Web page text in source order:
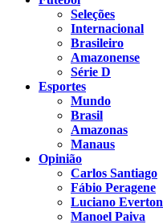
Seleções
Internacional
Brasileiro
Amazonense
Série D
Esportes
Mundo
Brasil
Amazonas
Manaus
Opinião
Carlos Santiago
Fábio Peragene
Luciano Everton
Manoel Paiva